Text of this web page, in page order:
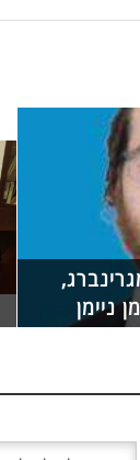
ניימן